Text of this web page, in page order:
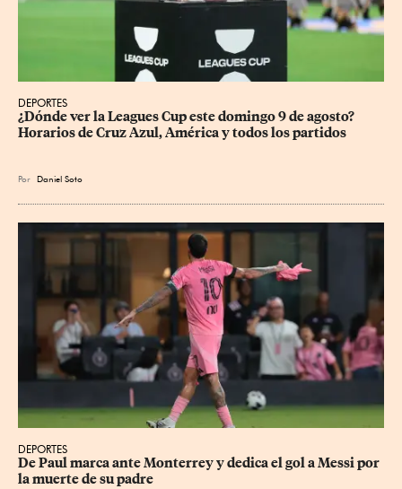
DEPORTES
¿Dónde ver la Leagues Cup este domingo 9 de agosto?
Horarios de Cruz Azul, América y todos los partidos
Por Daniel Soto
DEPORTES
De Paul marca ante Monterrey y dedica el gol a Messi por
la muerte de su padre